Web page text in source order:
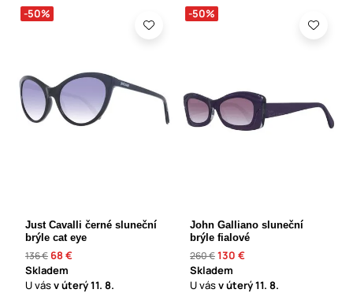
-50%
Just Cavalli černé sluneční
brýle cat eye
136 € 68 €
Skladem
U vásv úterý11. 8.
-50%
John Galliano sluneční
brýle fialové
260 €130 €
Skladem
U vásv úterý11. 8.